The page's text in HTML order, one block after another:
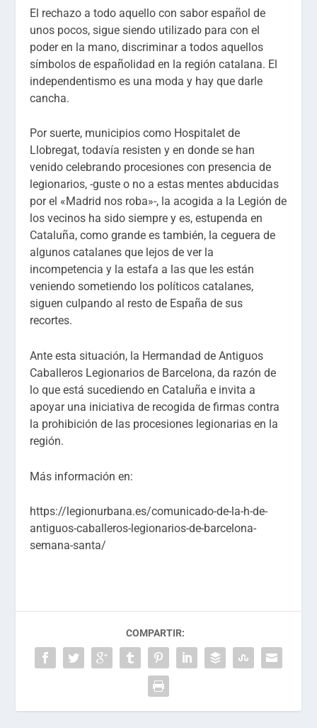
El rechazo a todo aquello con sabor español de
unos pocos, sigue siendo utilizado para con el
poder en la mano, discriminar a todos aquellos
símbolos de españolidad en la región catalana. El
independentismo es una moda y hay que darle
cancha.
Por suerte, municipios como Hospitalet de
Llobregat, todavía resisten y en donde se han
venido celebrando procesiones con presencia de
legionarios, -guste o no a estas mentes abducidas
por el «Madrid nos roba»-, la acogida a la Legión de
los vecinos ha sido siempre y es, estupenda en
Cataluña, como grande es también, la ceguera de
algunos catalanes que lejos de ver la
incompetencia y la estafa a las que les están
veniendo sometiendo los políticos catalanes,
siguen culpando al resto de España de sus
recortes.
Ante esta situación, la Hermandad de Antiguos
Caballeros Legionarios de Barcelona, da razón de
lo que está sucediendo en Cataluña e invita a
apoyar una iniciativa de recogida de firmas contra
la prohibición de las procesiones legionarias en la
región.
Más información en:
https://legionurbana.es/comunicado-de-la-h-de-
antiguos-caballeros-legionarios-de-barcelona-
semana-santa/
COMPARTIR: